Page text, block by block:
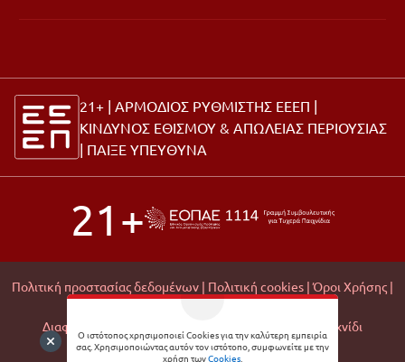
Ο ιστότοπος χρησιμοποιεί Cookies για την καλύτερη εμπειρία
σας. Χρησιμοποιώντας αυτόν τον ιστότοπο, συμφωνείτε με την
χρήση τωνCookies.
21+ | ΑΡΜΟΔΙΟΣ ΡΥΘΜΙΣΤΗΣ ΕΕΕΠ |
ΚΙΝΔΥΝΟΣ ΕΘΙΣΜΟΥ & ΑΠΩΛΕΙΑΣ ΠΕΡΙΟΥΣΙΑΣ
| ΠΑΙΞΕ ΥΠΕΥΘΥΝΑ
21+
Πολιτική προστασίας δεδομένων | Πολιτική cookies | Όροι Χρήσης |
Διαφάνεια Εμπορικών Συνεργασιών |
Υπεύθυνο Παιχνίδι
© 2026 Matchmoney